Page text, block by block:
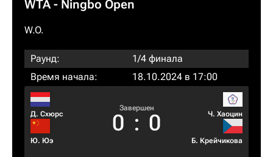
WTA- Ningbo Open
W.O.
Раунд:
1/4 финала
Время начала:
18.10.2024 в 17:00
Д. Схюрс
Ю. Юэ
Завершен
0 : 0 Ч. Хаоцин
Б. Крейчикова